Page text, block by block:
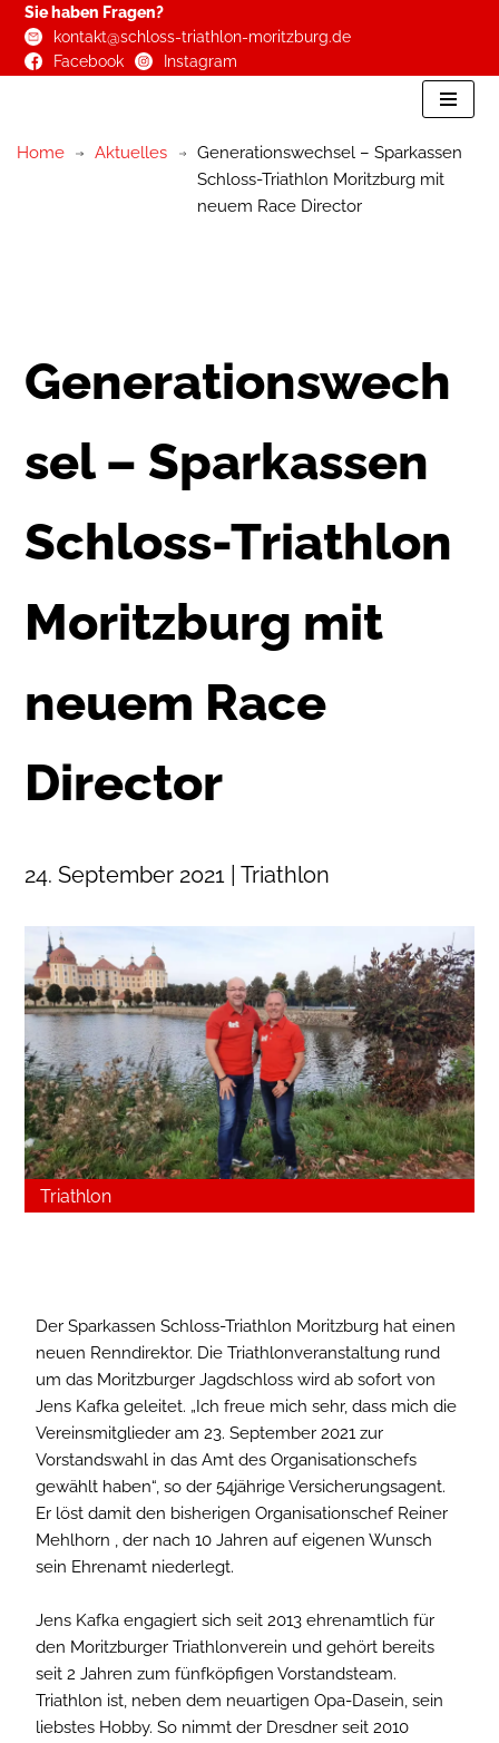
Zum
Sie haben Fragen?
kontakt@schloss-triathlon-moritzburg.de
Facebook
Instagram
Home Aktuelles
Generationswechsel – Sparkassen
Schloss-Triathlon Moritzburg mit
neuem Race Director
Generationswech
sel – Sparkassen
Schloss-Triathlon
Moritzburg mit
neuem Race
Director
24. September 2021 | Triathlon
Triathlon
Der Sparkassen Schloss-Triathlon Moritzburg hat einen
neuen Renndirektor. Die Triathlonveranstaltung rund
um das Moritzburger Jagdschloss wird ab sofort von
Jens Kafka geleitet. „Ich freue mich sehr, dass mich die
Vereinsmitglieder am 23. September 2021 zur
Vorstandswahl in das Amt des Organisationschefs
gewählt haben“, so der 54jährige Versicherungsagent.
Er löst damit den bisherigen Organisationschef Reiner
Mehlhorn , der nach 10 Jahren auf eigenen Wunsch
sein Ehrenamt niederlegt.
Jens Kafka engagiert sich seit 2013 ehrenamtlich für
den Moritzburger Triathlonverein und gehört bereits
seit 2 Jahren zum fünfköpfigen Vorstandsteam.
Triathlon ist, neben dem neuartigen Opa-Dasein, sein
liebstes Hobby. So nimmt der Dresdner seit 2010